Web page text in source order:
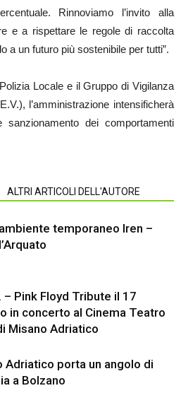
Rinnoviamo l’invito alla
e a rispettare le regole di raccolta
a un futuro più sostenibile per tutti”.
Locale e il Gruppo di Vigilanza
l’amministrazione intensificherà
dei comportamenti
ALTRI ARTICOLI DELL'AUTORE
temporaneo Iren –
– Pink Floyd Tribute il 17
in concerto al Cinema Teatro
Misano Adriatico
Adriatico porta un angolo di
a Bolzano